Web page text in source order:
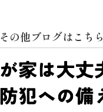
その他ブログはこちら